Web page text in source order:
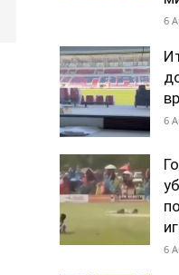
6
6
6